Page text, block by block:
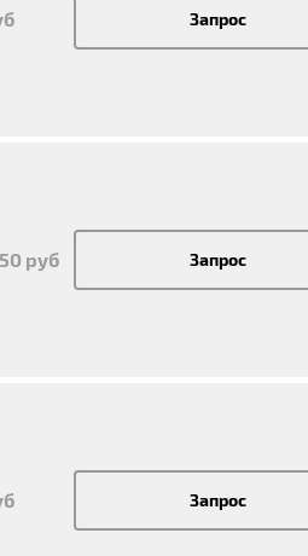
Запрос
руб Запрос
Запрос